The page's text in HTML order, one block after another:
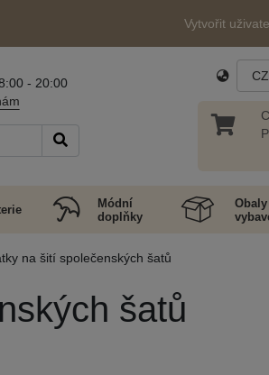
Vytvořit
- 20:00
CZ
Módní
doplňky
Obaly
na šití společenských šatů
šatů